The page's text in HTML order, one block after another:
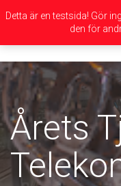
navigation
Årets
Detta är en testsida! Gör
den för